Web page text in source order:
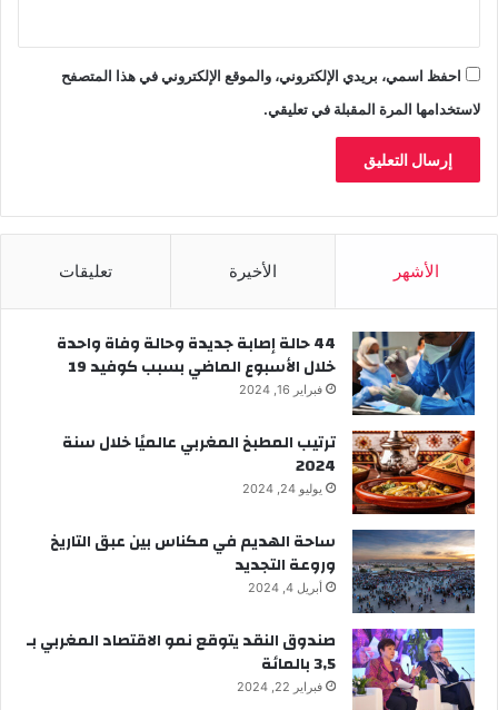
احفظ اسمي، بريدي الإلكتروني، والموقع الإلكتروني في هذا المتصفح
لاستخدامها المرة المقبلة في تعليقي.
الأشهر الأخيرة تعليقات
44 حالة إصابة جديدة وحالة وفاة واحدة
خلال الأسبوع الماضي بسبب كوفيد 19
فبراير 16, 2024
ترتيب المطبخ المغربي عالميًا خلال سنة
2024
يوليو 24, 2024
ساحة الهديم في مكناس بين عبق التاريخ
وروعة التجديد
أبريل 4, 2024
صندوق النقد يتوقع نمو الاقتصاد المغربي بـ
3,5 بالمائة
فبراير 22, 2024